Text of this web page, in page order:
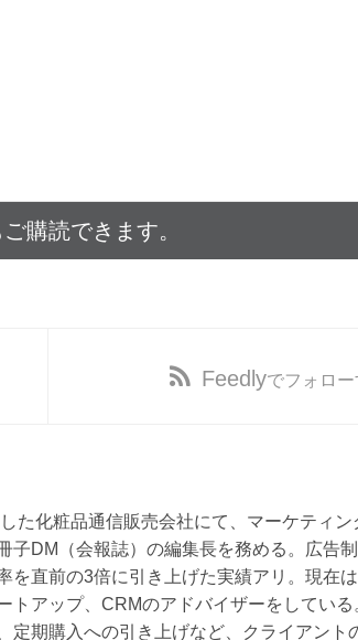
購読できます。
Feedlyでフォロー
た化粧品通信販売会社にて、マーケティン
子DM（会報誌）の編集長を務める。広告制
を直前の3倍に引き上げた実績アリ。現在
トアップ、CRMのアドバイザーをしている
定期購入への引き上げなど、クライアント